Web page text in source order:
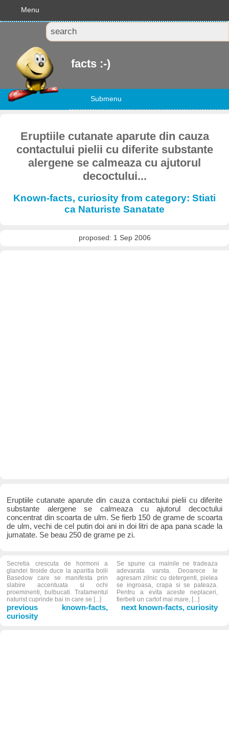
Menu
facts :-)
Submenu
Eruptiile cutanate aparute din cauza
contactului pielii cu diferite substante
alergene se calmeaza cu ajutorul
decoctului...
Known-facts, curiosity from category: Stiati
ca Naturiste Sanatate
proposed: 1 Sep 2006
Eruptiile cutanate aparute din cauza contactului pielii cu diferite
substante alergene se calmeaza cu ajutorul decoctului
concentrat din scoarta de ulm. Se fierb 150 de grame de scoarta
de ulm, vechi de cel putin doi ani in doi litri de apa pana scade la
jumatate. Se beau 250 de grame pe zi.
Secretia crescuta de hormoni a
glandei tiroide duce la aparitia bolii
Basedow care se manifesta prin
slabire accentuata si ochi
proeminenti, bulbucati. Tratamentul
naturist cuprinde bai in care se [...]
previous known-facts,
curiosity
Se spune ca mainile ne tradeaza
adevarata varsta. Deoarece le
agresam zilnic cu detergenti, pielea
se ingroasa, crapa si se pateaza.
Pentru a evita aceste neplaceri,
fierbeti un cartof mai mare, [...]
next known-facts, curiosity